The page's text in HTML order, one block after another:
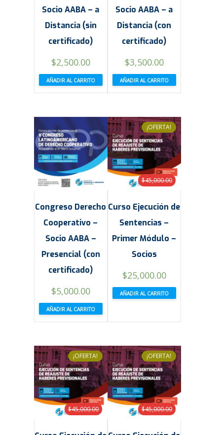
Socio AABA – a
Distancia (sin
certificado)
$2,500.00
AÑADIR AL CARRITO
Socio AABA – a
Distancia (con
certificado)
$3,500.00
AÑADIR AL CARRITO
Congreso Derecho
Cooperativo –
Socio AABA –
Presencial (con
certificado)
$5,000.00
AÑADIR AL CARRITO
¡OFERTA!
Curso Ejecución de
Sentencias –
Primer Módulo –
Socios
$45,000.00
El
precio
original
$25,000.00El
precio
actual
AÑADIR AL CARRITO
¡OFERTA!
$45,000.00
¡OFERTA!
$45,000.00